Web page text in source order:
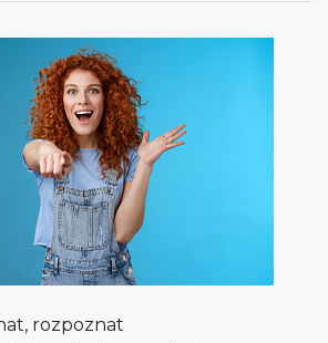
rozpoznat